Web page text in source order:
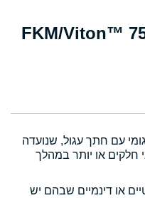
99.00×2.00 FKM/
עם חתך עגול, שנועדה
חלקים או יותר במהלך
או דינמיים שבהם יש